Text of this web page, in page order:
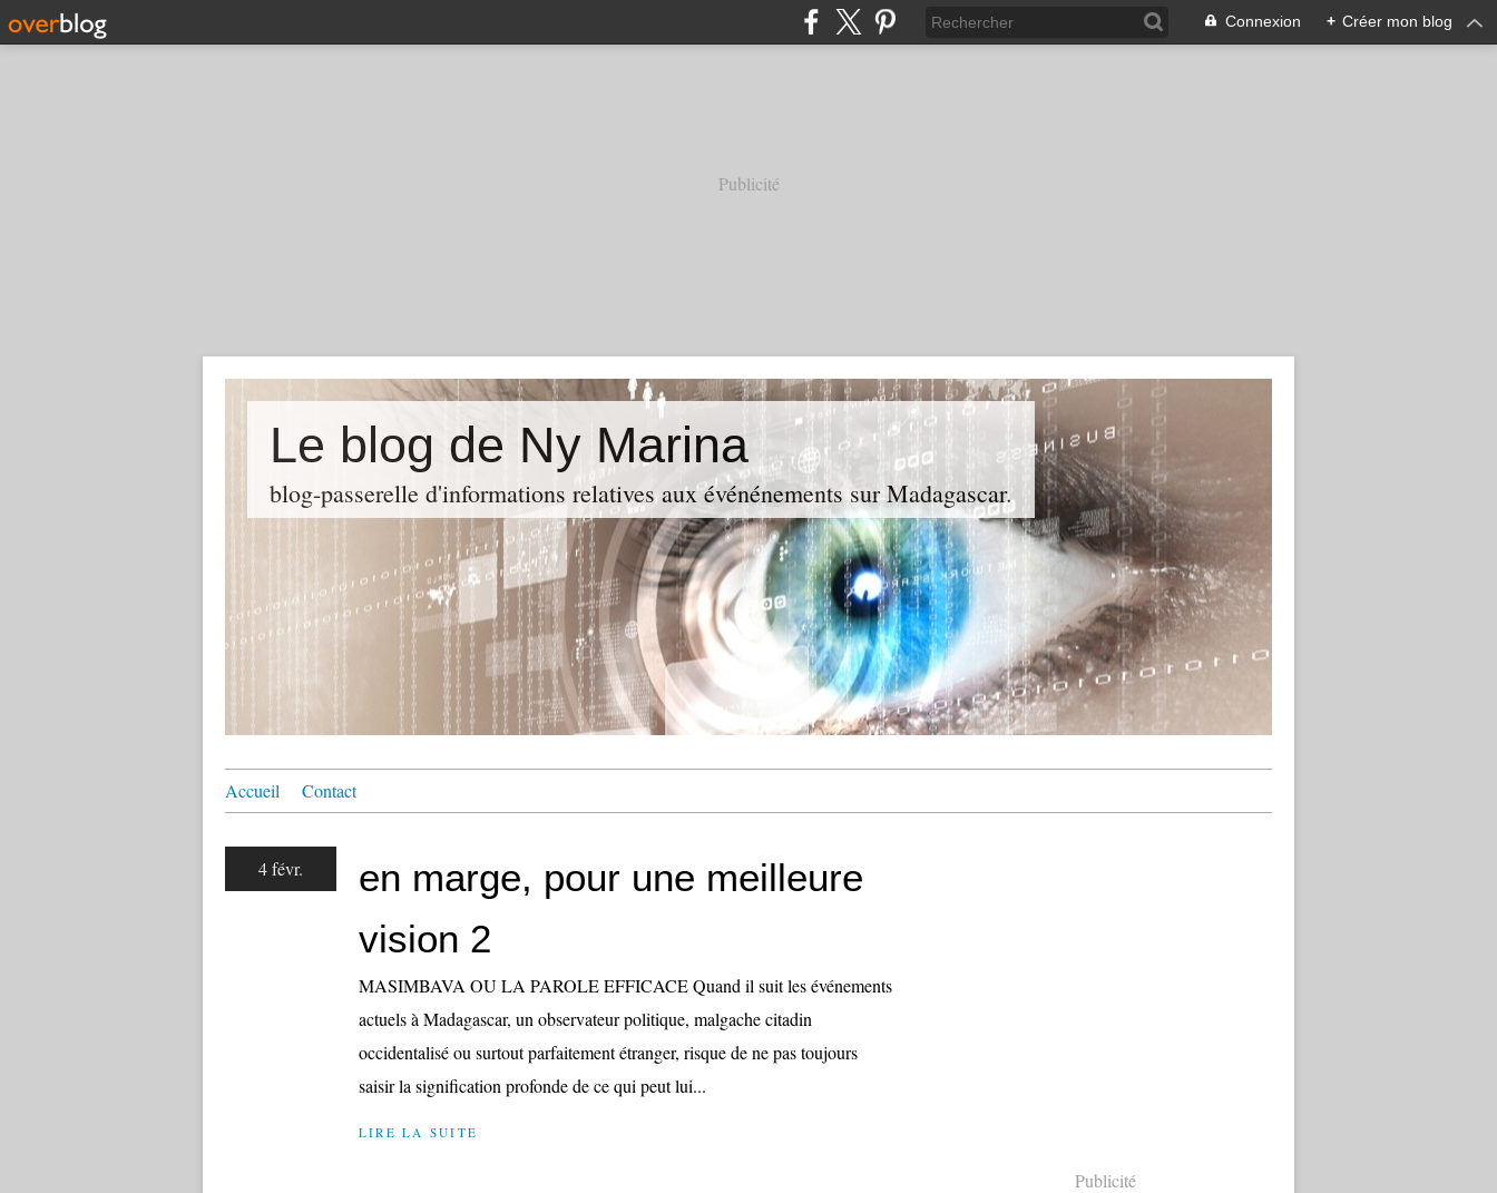
Connexion + Créer mon blog
Publicité
Le blog de Ny Marina
blog-passerelle d'informations relatives aux événénements sur Madagascar.
Accueil Contact
4 févr.
en marge, pour une meilleure
vision 2
MASIMBAVA OU LA PAROLE EFFICACE Quand il suit les événements
actuels à Madagascar, un observateur politique, malgache citadin
occidentalisé ou surtout parfaitement étranger, risque de ne pas toujours
saisir la signification profonde de ce qui peut lui...
LIRE LA SUITE
Publicité